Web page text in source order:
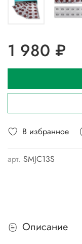
В избранное
арт. SMJC13S
1 980 ₽
Описание